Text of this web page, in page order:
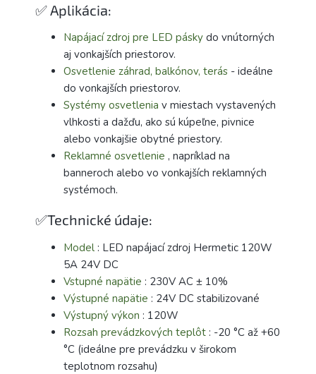
✅ Aplikácia:
Napájací zdroj pre LED pásky do vnútorných
aj vonkajších priestorov.
Osvetlenie záhrad, balkónov, terás - ideálne
do vonkajších priestorov.
Systémy osvetlenia v miestach vystavených
vlhkosti a dažďu, ako sú kúpeľne, pivnice
alebo vonkajšie obytné priestory.
Reklamné osvetlenie , napríklad na
banneroch alebo vo vonkajších reklamných
systémoch.
✅Technické údaje:
Model : LED napájací zdroj Hermetic 120W
5A 24V DC
Vstupné napätie : 230V AC ± 10%
Výstupné napätie : 24V DC stabilizované
Výstupný výkon : 120W
Rozsah prevádzkových teplôt : -20 °C až +60
°C (ideálne pre prevádzku v širokom
teplotnom rozsahu)